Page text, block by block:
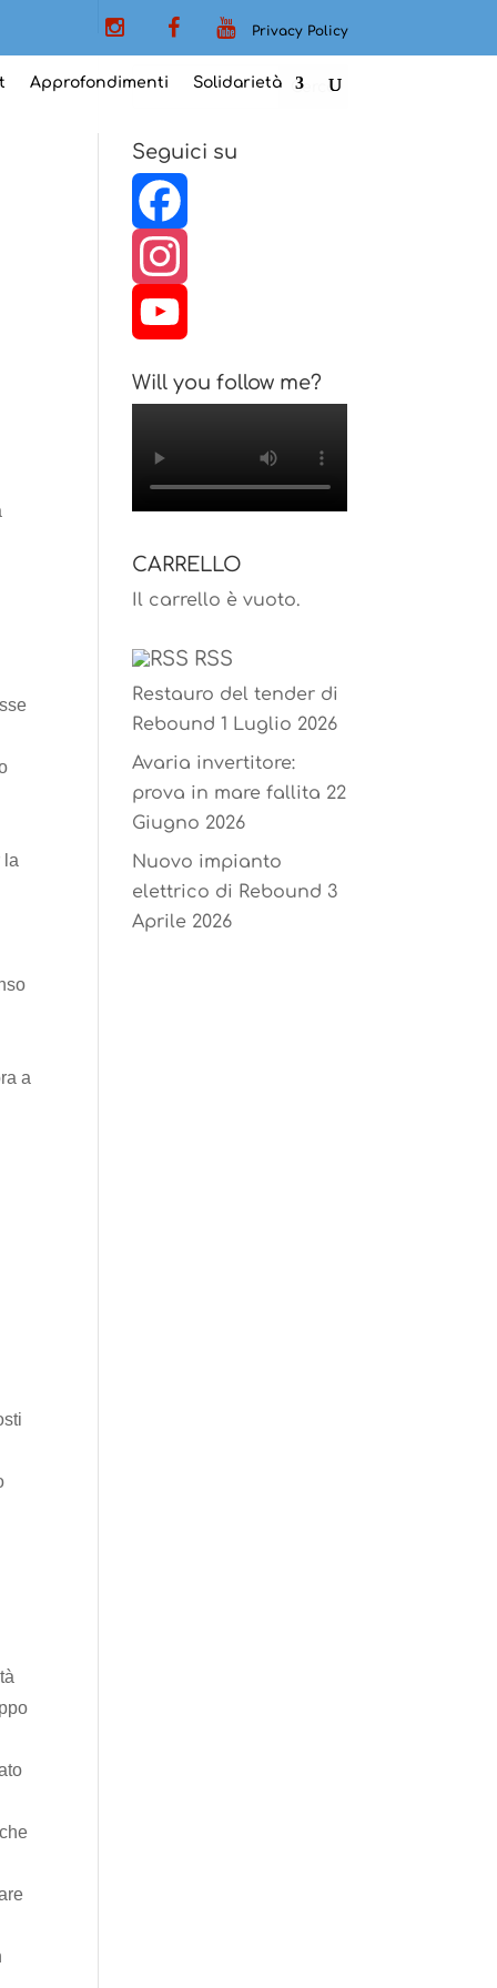
Privacy Policy
Approfondimenti Solidarietà
la
a
Seguici su
a
o
k
g
r
a
m
u
b
e
C
h
a
n
Will you follow me?
CARRELLO
Il carrello è vuoto.
RSS
Restauro del tender di
Rebound 1 Luglio 2026
Avaria invertitore:
prova in mare fallita 22
Giugno 2026
Nuovo impianto
elettrico di Rebound 3
Aprile 2026